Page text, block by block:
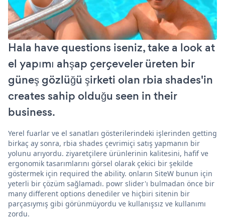
Hala have questions iseniz, take a look at
el yapımı ahşap çerçeveler üreten bir
güneş gözlüğü şirketi olan rbia shades'in
creates sahip olduğu seen in their
business.
Yerel fuarlar ve el sanatları gösterilerindeki işlerinden getting
birkaç ay sonra, rbia shades çevrimiçi satış yapmanın bir
yolunu arıyordu. ziyaretçilere ürünlerinin kalitesini, hafif ve
ergonomik tasarımlarını görsel olarak çekici bir şekilde
göstermek için required the ability. onların SiteW bunun için
yeterli bir çözüm sağlamadı. powr slider'ı bulmadan önce bir
many different options denediler ve hiçbiri sitenin bir
parçasıymış gibi görünmüyordu ve kullanışsız ve kullanımı
zordu.